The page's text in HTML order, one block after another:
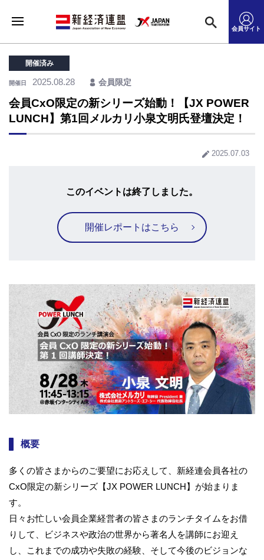
会員サイト
開催済み
開催日 2025.08.28 会員限定
会員CxO限定の新シリーズ始動！【JX POWER
LUNCH】第1回メルカリ小泉文明氏登壇決定！
2025.07.03
このイベントは終了しました。
開催レポートはこちら
概要
多くの皆さまからのご要望にお応えして、新経連会員各社の
CxO限定の新シリーズ【JX POWER LUNCH】が始まりま
す。
日々お忙しい会員企業経営者の皆さまのランチタイムをお借
りして、ビジネスや政治の世界から著名人を講師にお迎え
し、これまでの成功や失敗の経験、そして今後のビジョンな